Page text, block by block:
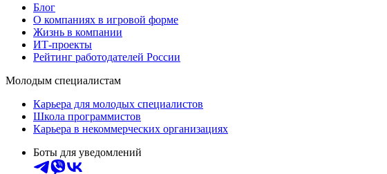
Блог
О компаниях в игровой форме
Жизнь в компании
ИТ-проекты
Рейтинг работодателей России
Молодым специалистам
Карьера для молодых специалистов
Школа программистов
Карьера в некоммерческих организациях
Боты для уведомлений